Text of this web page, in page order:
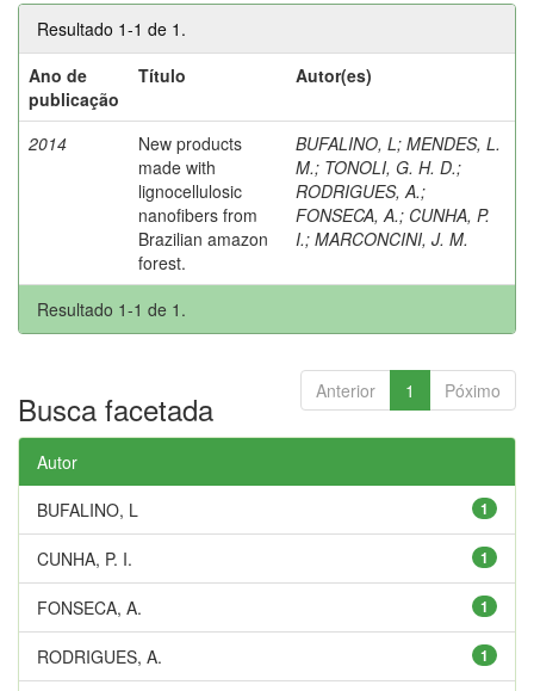
Resultado 1-1 de 1.
Ano de
publicação
Título Autor(es)
2014
New products
made with
lignocellulosic
nanofibers from
Brazilian amazon
forest.
BUFALINO, L; MENDES, L.
M.; TONOLI, G. H. D.;
RODRIGUES, A.;
FONSECA, A.; CUNHA, P.
I.; MARCONCINI, J. M.
Resultado 1-1 de 1.
Anterior 1 Póximo
Busca facetada
Autor
1
BUFALINO, L
1
CUNHA, P. I.
1
FONSECA, A.
1
RODRIGUES, A.